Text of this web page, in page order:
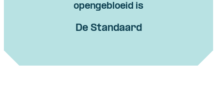
opengebloeid is
De Standaard